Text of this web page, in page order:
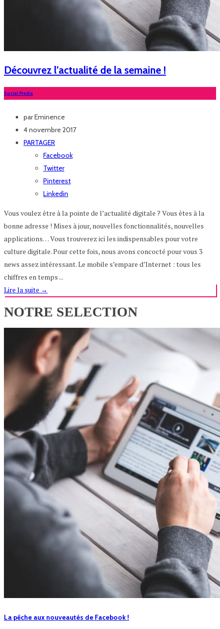
Découvrez l’actualité de la semaine !
Social Media
parEminence
4 novembre 2017
PARTAGER
Facebook
Twitter
Pinterest
Linkedin
Vous voulez être à la pointe de l’actualité digitale ? Vous êtes à la
bonne adresse ! Mises à jour, nouvelles fonctionnalités, nouvelles
applications… Vous trouverez ici les indispensables pour votre
culture digitale. Pour cette fois, nous avons concocté pour vous 3
news assez intéressant. Le mobile s’empare d’Internet : tous les
chiffres en temps ...
Lire la suite →
NOTRE SELECTION
La pêche aux nouveautés de Facebook !